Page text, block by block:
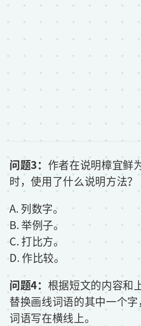
问题3： 作者在说明樟宜鲜
时，使用了什么说明方法
A. 列数字。
B. 举例子。
C. 打比方。
D. 作比较。
问题4： 根据短文的内容和
替换画线词语的其中一个
词语写在横线上。